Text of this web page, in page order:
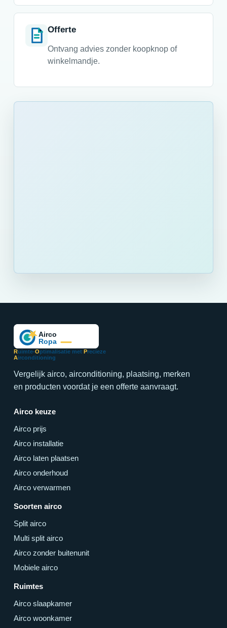
Offerte
Ontvang advies zonder koopknop of
winkelmandje.
Ruimte-Optimalisatie met Precieze
Airconditioning
Vergelijk airco, airconditioning, plaatsing, merken
en producten voordat je een offerte aanvraagt.
Airco keuze
Airco prijs
Airco installatie
Airco laten plaatsen
Airco onderhoud
Airco verwarmen
Soorten airco
Split airco
Multi split airco
Airco zonder buitenunit
Mobiele airco
Ruimtes
Airco slaapkamer
Airco woonkamer